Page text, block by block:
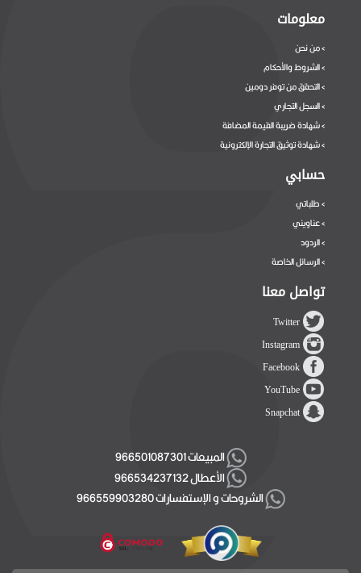
معلومات
>من نحن
>الشروط والأحكام
>التحقق من توفر دومين
>السجل التجاري
>شهادة ضريبة القيمة المضافة
>شهادة توثيق التجارة الإلكترونية
حسابي
>طلباتي
>عناويني
>الردود
>الرسائل الخاصة
تواصل معنا
Twitter
Instagram
Facebook
YouTube
Snapchat
المبيعات 966501087301
الأعطال 966534237132
الشروحات و الإستفسارات 966559903280